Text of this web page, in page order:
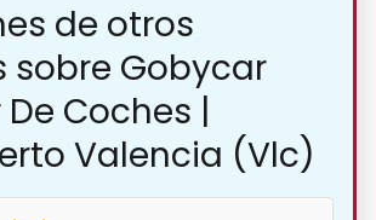
de otros
sobre Gobycar
Coches |
Valencia (Vlc)